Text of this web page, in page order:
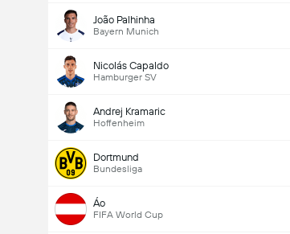
João Palhinha
Bayern Munich
Nicolás Capaldo
Hamburger SV
Andrej Kramaric
Hoffenheim
Dortmund
Bundesliga
Áo
FIFA World Cup